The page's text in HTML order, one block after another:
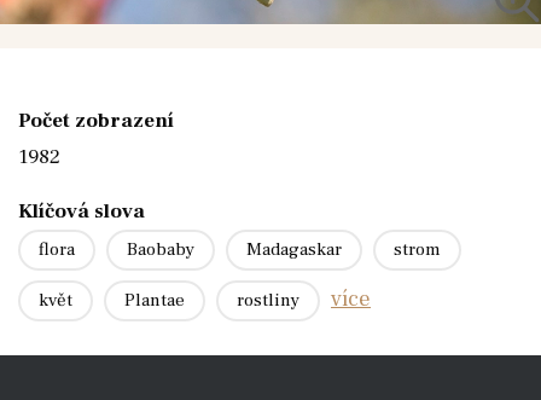
Počet zobrazení
1982
Klíčová slova
flora Baobaby Madagaskar strom
květ Plantae rostliny více